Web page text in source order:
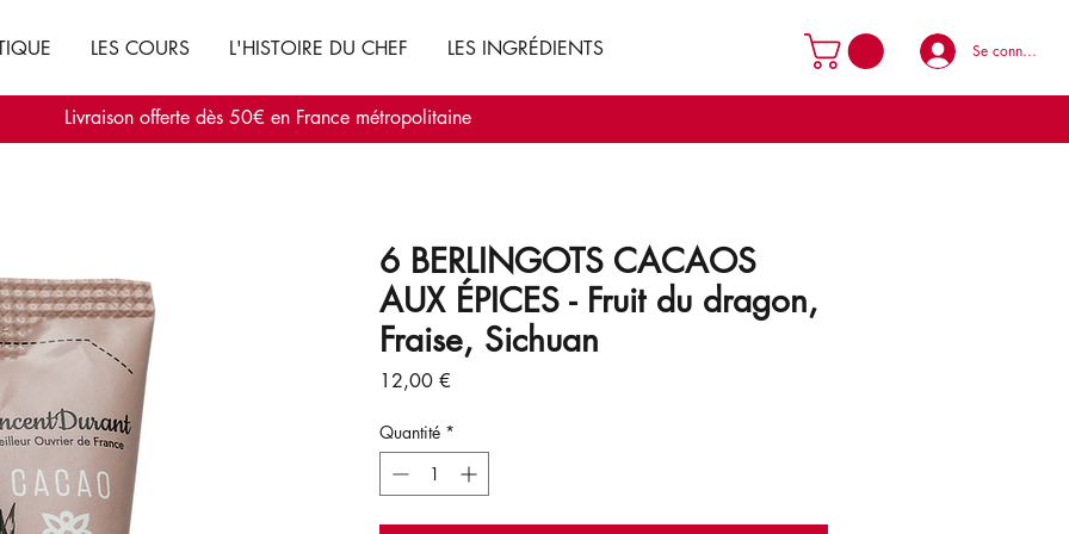
LES COURS L'HISTOIRE DU CHEF LES INGRÉDIENTS Se connecter
Livraison offerte dès 50€ en France métropolitaine
6 BERLINGOTS CACAOS
AUX ÉPICES - Fruit du dragon,
Fraise, Sichuan
12,00 €
Quantité *